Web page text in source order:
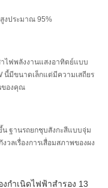
งประมาณ 95%
ไฟพลังงานแสงอาทิตย์แบบ
นี้มีขนาดเล็กแต่มีความเสถียร
ของคุณ
ฐานรถยกชุบสังกะสีแบบจุ่ม
วลเรื่องการเสื่อมสภาพของผง